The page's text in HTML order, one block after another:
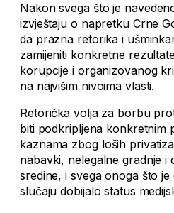
Nakon svega što je
izvještaju o napretku Crne
da prazna retorika i
zamijeniti konkretne
korupcije i organizovanog
na najvišim nivoima vlasti.
Retorička volja za borbu
biti podkripljena konkretnim
kaznama zbog loših
nabavki, nelegalne gradnje i
sredine, i svega onoga što
slučaju dobijalo status